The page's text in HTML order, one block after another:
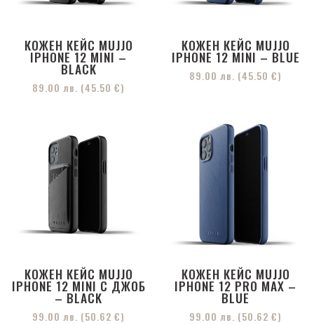
КОЖЕН КЕЙС MUJJO
IPHONE 12 MINI –
BLACK
89.00 лв. (45.50 €)
КОЖЕН КЕЙС MUJJO
IPHONE 12 MINI – BLUE
89.00 лв. (45.50 €)
КОЖЕН КЕЙС MUJJO
IPHONE 12 MINI С ДЖОБ
– BLACK
99.00 лв. (50.62 €)
КОЖЕН КЕЙС MUJJO
IPHONE 12 PRO MAX –
BLUE
99.00 лв. (50.62 €)